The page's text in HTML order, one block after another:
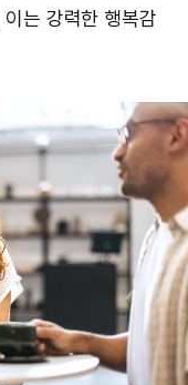
는 강력한 행복감